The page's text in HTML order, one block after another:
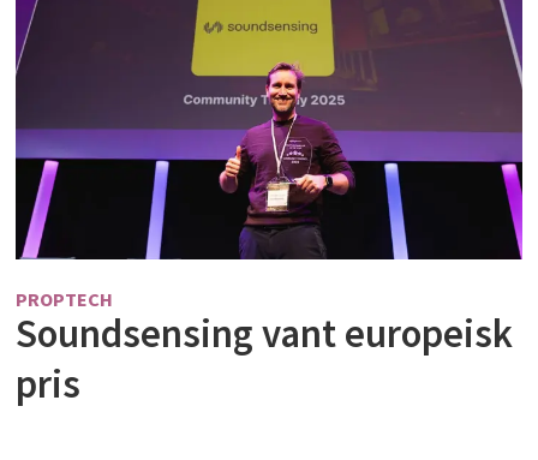
PROPTECH
Soundsensing vant europeisk
pris